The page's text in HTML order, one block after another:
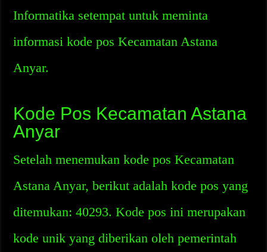
Informatika setempat untuk meminta
informasi kode pos Kecamatan Astana
Anyar.
Kode Pos Kecamatan Astana
Anyar
Setelah menemukan kode pos Kecamatan
Astana Anyar, berikut adalah kode pos yang
ditemukan: 40293. Kode pos ini merupakan
kode unik yang diberikan oleh pemerintah